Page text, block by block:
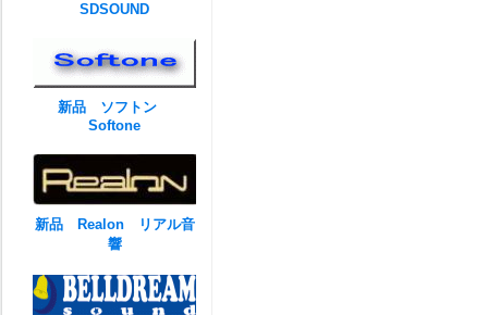
SDSOUND
新品 ソフトン
Softone
新品 Realon リアル音
響